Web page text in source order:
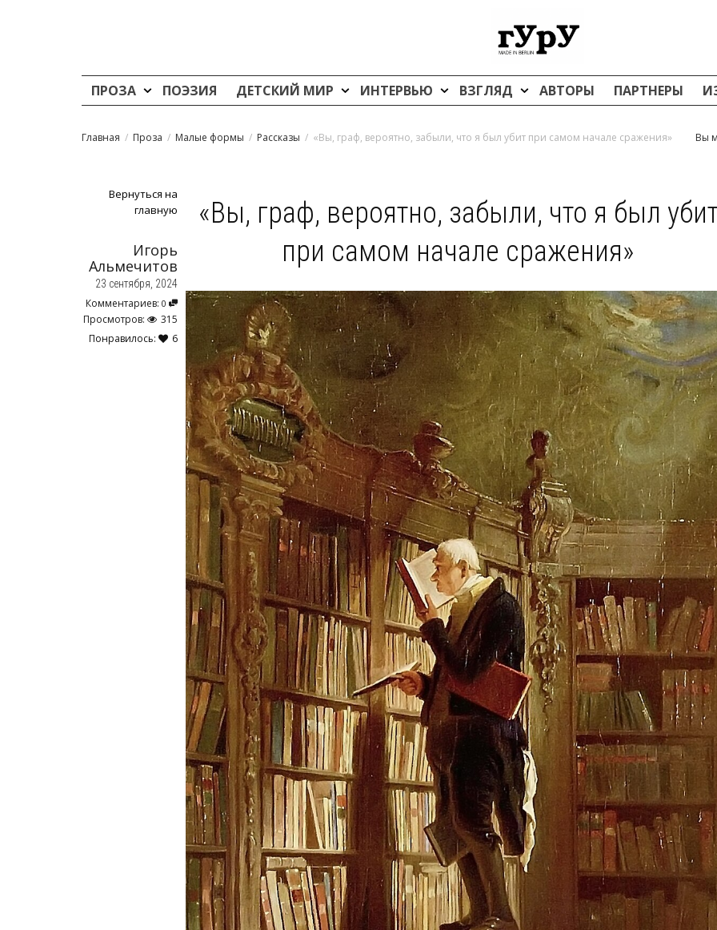
ПРОЗА ПОЭЗИЯ ДЕТСКИЙ МИР ИНТЕРВЬЮ ВЗГЛЯД АВТОРЫ ПАРТНЕРЫ
Главная Проза Малые формы Рассказы «Вы, граф, вероятно, забыли, что я был убит при самом начале сражения» Вы
Вернуться на
главную
Игорь
Альмечитов
23 сентября, 2024
Комментариев: 0
Просмотров:
315
Понравилось:
6
«Вы, граф, вероятно, забыли, что я был
при самом начале сражения»